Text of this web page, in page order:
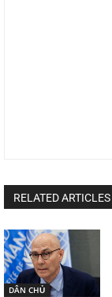
RELATED ARTICLES
DÂN CHỦ